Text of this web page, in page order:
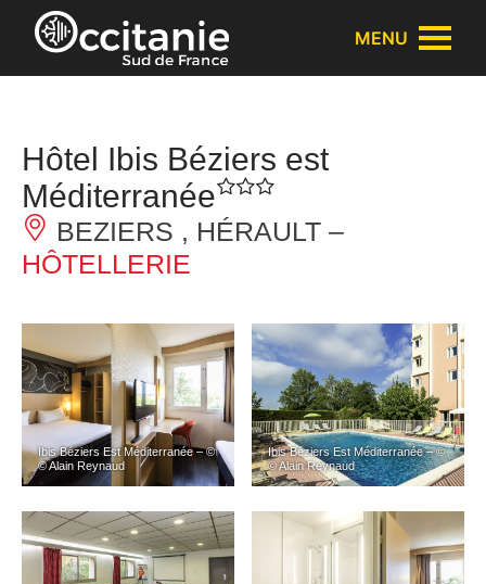
Panneau de gestion des cookies
MENU
Hôtel Ibis Béziers est
Méditerranée
BEZIERS , HÉRAULT –
HÔTELLERIE
Ibis Béziers Est Méditerranée – ©
© Alain Reynaud
Ibis Béziers Est Méditerranée – ©
© Alain Reynaud